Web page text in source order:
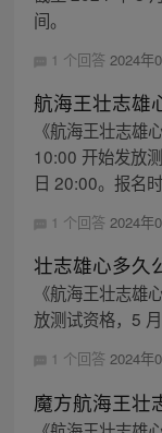
间。
1 个回答 2024年
航海王壮志雄
《航海王壮志雄
10:00 开始发放
日 20:00。报名
1 个回答 2024年
壮志雄心多久
《航海王壮志
放测试资格，5
1 个回答 2024年
魔方航海王壮